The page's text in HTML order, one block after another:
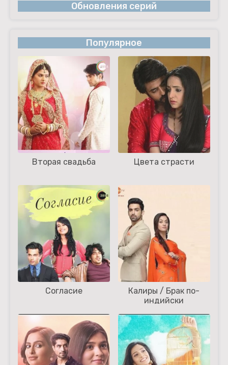
Обновления серий
Популярное
Вторая свадьба Цвета страсти
Согласие
Калиры / Брак по-
индийски